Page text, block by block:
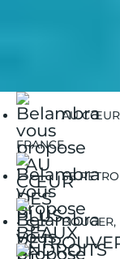
AU CŒUR
FRANCE.
SE
BOUGER,